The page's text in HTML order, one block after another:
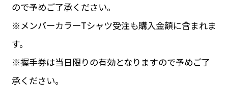
ので予めご了承ください。
※メンバーカラーTシャツ受注も購入金額に含まれま
す。
※握手券は当日限りの有効となりますので予めご了
承ください。